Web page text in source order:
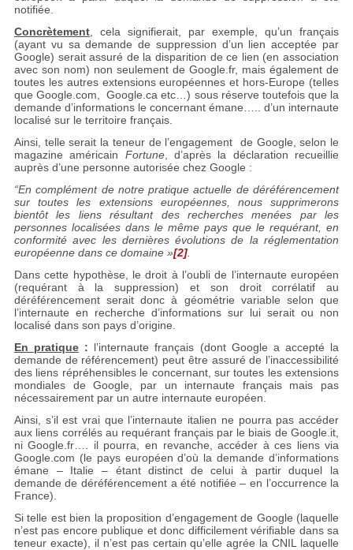
notifiée.
Concrètement, cela signifierait, par exemple, qu’un français
(ayant vu sa demande de suppression d’un lien acceptée par
Google) serait assuré de la disparition de ce lien (en association
avec son nom) non seulement de Google.fr, mais également de
toutes les autres extensions européennes et hors-Europe (telles
que Google.com, Google.ca etc…) sous réserve toutefois que la
demande d’informations le concernant émane….. d’un internaute
localisé sur le territoire français.
Ainsi, telle serait la teneur de l’engagement de Google, selon le
magazine américain Fortune, d’après la déclaration recueillie
auprès d’une personne autorisée chez Google :
“En complément de notre pratique actuelle de déréférencement
sur toutes les extensions européennes, nous supprimerons
bientôt les liens résultant des recherches menées par les
personnes localisées dans le même pays que le requérant, en
conformité avec les dernières évolutions de la réglementation
européenne dans ce domaine »[2].
Dans cette hypothèse, le droit à l’oubli de l’internaute européen
(requérant à la suppression) et son droit corrélatif au
déréférencement serait donc à géométrie variable selon que
l’internaute en recherche d’informations sur lui serait ou non
localisé dans son pays d’origine.
En pratique : l’internaute français (dont Google a accepté la
demande de référencement) peut être assuré de l’inaccessibilité
des liens répréhensibles le concernant, sur toutes les extensions
mondiales de Google, par un internaute français mais pas
nécessairement par un autre internaute européen.
Ainsi, s’il est vrai que l’internaute italien ne pourra pas accéder
aux liens corrélés au requérant français par le biais de Google.it,
ni Google.fr…. il pourra, en revanche, accéder à ces liens via
Google.com (le pays européen d’où la demande d’informations
émane – Italie – étant distinct de celui à partir duquel la
demande de déréférencement a été notifiée – en l’occurrence la
France).
Si telle est bien la proposition d’engagement de Google (laquelle
n’est pas encore publique et donc difficilement vérifiable dans sa
teneur exacte), il n’est pas certain qu’elle agrée la CNIL laquelle